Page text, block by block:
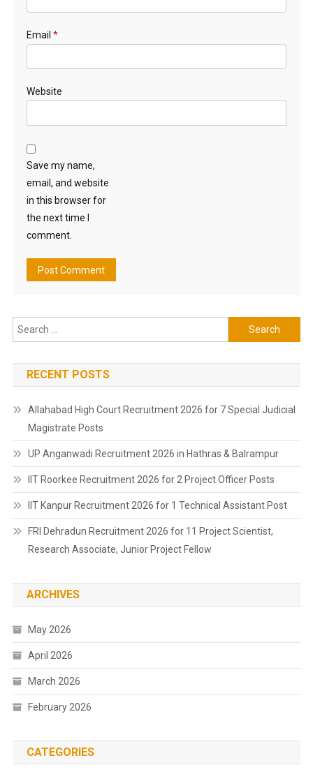
Email *
Website
Save my name,
email, and website
in this browser for
the next time I
comment.
Search
for:
RECENT POSTS
Allahabad High Court Recruitment 2026 for 7 Special Judicial
Magistrate Posts
UP Anganwadi Recruitment 2026 in Hathras & Balrampur
IIT Roorkee Recruitment 2026 for 2 Project Officer Posts
IIT Kanpur Recruitment 2026 for 1 Technical Assistant Post
FRI Dehradun Recruitment 2026 for 11 Project Scientist,
Research Associate, Junior Project Fellow
ARCHIVES
May 2026
April 2026
March 2026
February 2026
CATEGORIES